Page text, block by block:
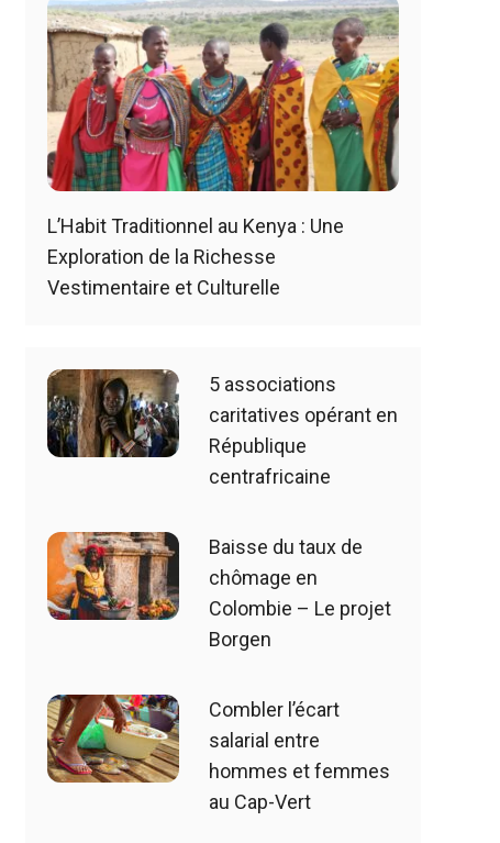
L’Habit Traditionnel au Kenya : Une
Exploration de la Richesse
Vestimentaire et Culturelle
5 associations
caritatives opérant en
République
centrafricaine
Baisse du taux de
chômage en
Colombie – Le projet
Borgen
Combler l’écart
salarial entre
hommes et femmes
au Cap-Vert